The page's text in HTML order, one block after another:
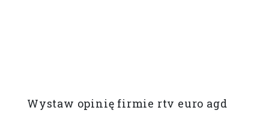
Wystaw opinię firmie rtv euro agd